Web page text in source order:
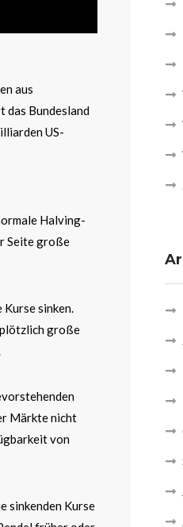
aus
das Bundesland
US-
Halving-
Seite große
sinken.
große
Märkte nicht
von
sinkenden Kurse